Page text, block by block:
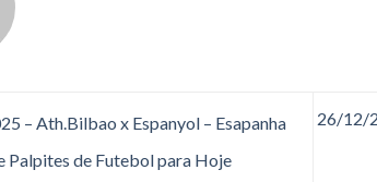
– Ath.Bilbao x Espanyol – Esapanha
Palpites de Futebol para Hoje
26/12/